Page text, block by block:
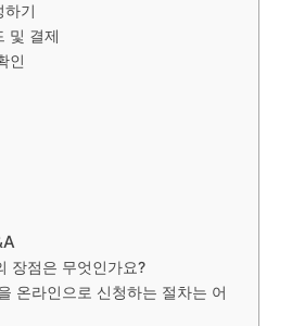
하기
및 결제
인
장점은 무엇인가요?
온라인으로 신청하는 절차는 어